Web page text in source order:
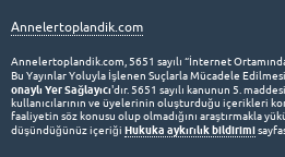
Annelertoplandik.com
Annelertoplandik.com, 5651 sayılı “İnternet
Bu Yayınlar Yoluyla İşlenen Suçlarla Mücadele Edilmesi
onaylı Yer Sağlayıcı'dır. 5651 sayılı kanunun 5.
kullanıcılarının ve üyelerinin oluşturduğu içerikleri
faaliyetin söz konusu olup olmadığını araştırmakla
düşündüğünüz içeriği Hukuka aykırılık bildirimi